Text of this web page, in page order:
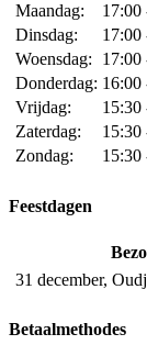
Maandag:
17:00
Dinsdag:
17:00
Woensdag:
17:00
Donderdag: 16:00
Vrijdag:
15:30
Zaterdag:
15:30
Zondag:
15:30
Feestdagen
31 december,
Betaalmethodes